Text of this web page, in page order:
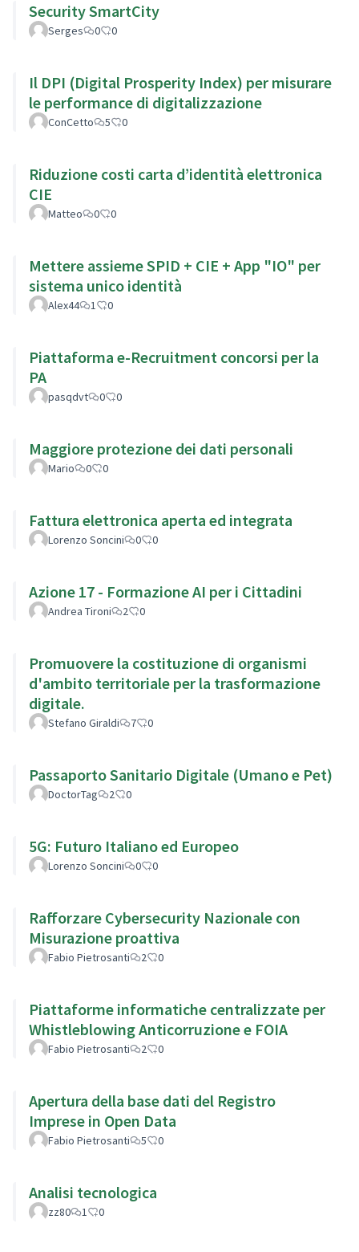
Security SmartCity
Serges 0 0
Il DPI (Digital Prosperity Index) per misurare
le performance di digitalizzazione
ConCetto 5 0
Riduzione costi carta d’identità elettronica
CIE
Matteo 0 0
Mettere assieme SPID + CIE + App "IO" per
sistema unico identità
Alex44 1 0
Piattaforma e-Recruitment concorsi per la
PA
pasqdvt 0 0
Maggiore protezione dei dati personali
Mario 0 0
Fattura elettronica aperta ed integrata
Lorenzo Soncini 0 0
Azione 17 - Formazione AI per i Cittadini
Andrea Tironi 2 0
Promuovere la costituzione di organismi
d'ambito territoriale per la trasformazione
digitale.
Stefano Giraldi 7 0
Passaporto Sanitario Digitale (Umano e Pet)
DoctorTag 2 0
5G: Futuro Italiano ed Europeo
Lorenzo Soncini 0 0
Rafforzare Cybersecurity Nazionale con
Misurazione proattiva
Fabio Pietrosanti 2 0
Piattaforme informatiche centralizzate per
Whistleblowing Anticorruzione e FOIA
Fabio Pietrosanti 2 0
Apertura della base dati del Registro
Imprese in Open Data
Fabio Pietrosanti 5 0
Analisi tecnologica
zz80 1 0